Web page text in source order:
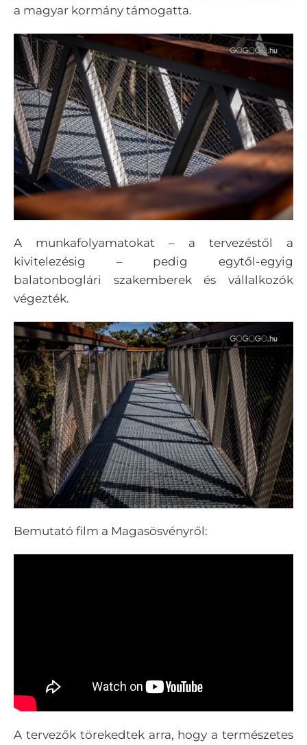
a magyar kormány támogatta.
A munkafolyamatokat – a tervezéstől a
kivitelezésig – pedig egytől-egyig
balatonboglári szakemberek és vállalkozók
végezték.
Bemutató film a Magasösvényről:
A tervezők törekedtek arra, hogy a természetes